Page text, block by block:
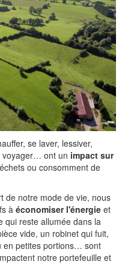
se laver, lessiver,
voyager… ont un impact sur
ou consomment de
de notre mode de vie, nous
à économiser l'énergie et
qui reste allumée dans la
vide, un robinet qui fuit,
en petites portions… sont
notre portefeuille et